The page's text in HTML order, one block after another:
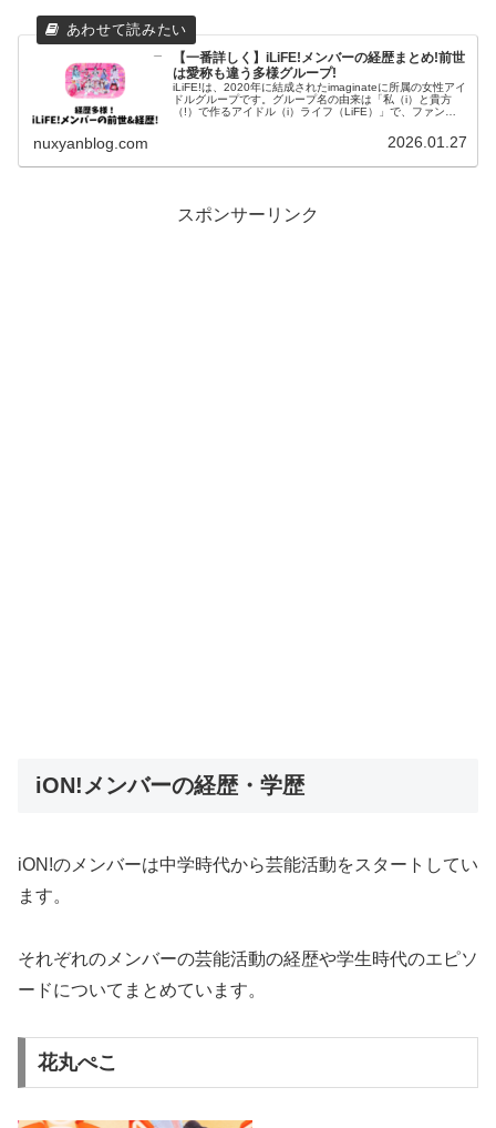
【一番詳しく】iLiFE!メンバーの経歴まとめ!前世
は愛称も違う多様グループ!
iLiFE!は、2020年に結成されたimaginateに所属の女性アイ
ドルグループです。グループ名の由来は「私（i）と貴方
（!）で作るアイドル（i）ライフ（LiFE）」で、ファンの
nuxyanblog.com 2026.01.27
スポンサーリンク
iON!メンバーの経歴・学歴
iON!のメンバーは中学時代から芸能活動をスタートしてい
ます。
それぞれのメンバーの芸能活動の経歴や学生時代のエピソ
ードについてまとめています。
花丸ぺこ